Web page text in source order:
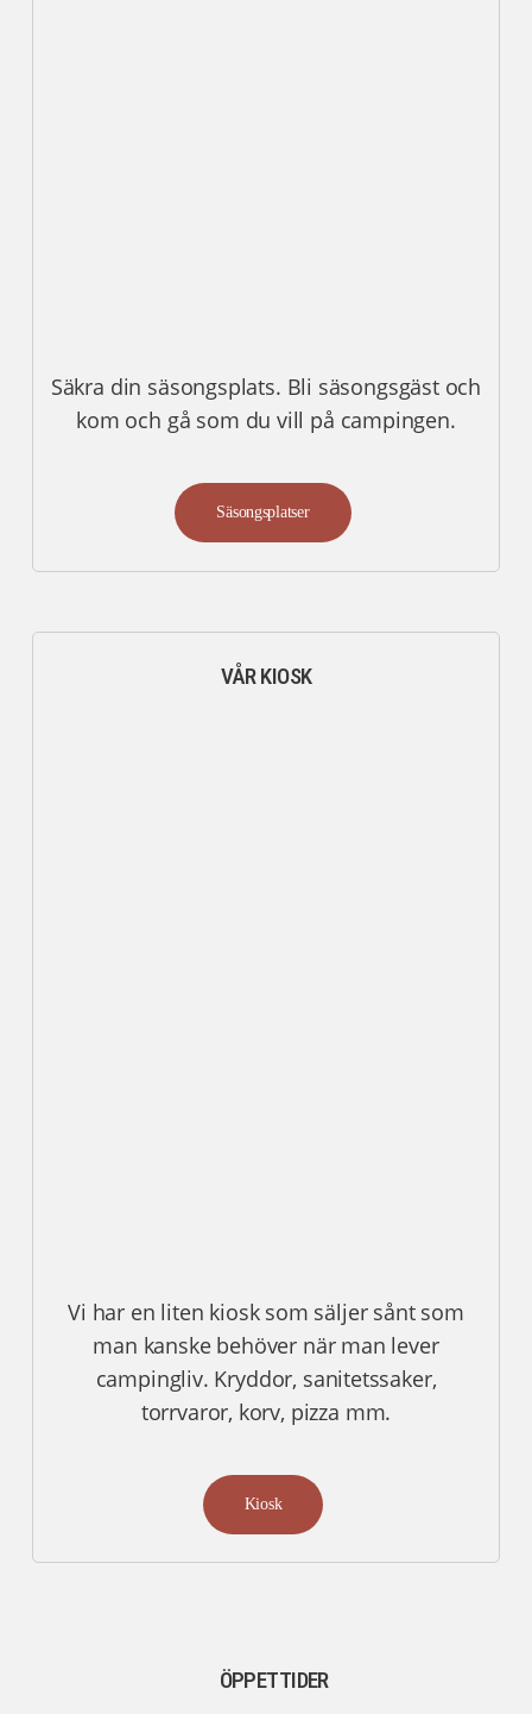
Säkra din säsongsplats. Bli säsongsgäst och
kom och gå som du vill på campingen.
Säsongsplatser
VÅR KIOSK
Vi har en liten kiosk som säljer sånt som
man kanske behöver när man lever
campingliv. Kryddor, sanitetssaker,
torrvaror, korv, pizza mm.
Kiosk
ÖPPETTIDER